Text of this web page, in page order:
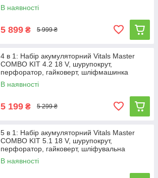
В наявності
5 899 ₴ 5 999 ₴
4 в 1: Набір акумуляторний Vitals Master
COMBO KIT 4.2 18 V, шурупокрут,
перфоратор, гайковерт, шліфмашинка
В наявності
5 199 ₴ 5 299 ₴
5 в 1: Набір акумуляторний Vitals Master
COMBO KIT 5.1 18 V, шурупокрут,
перфоратор, гайковерт, шліфувальна
машина та мініпила
В наявності